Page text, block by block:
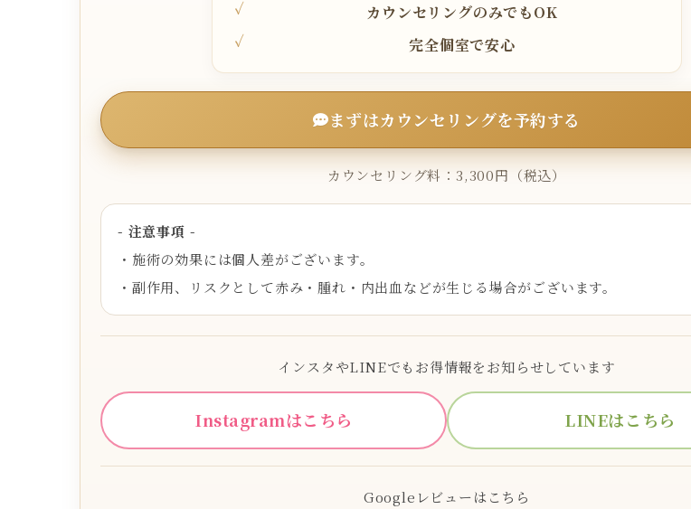
カウンセリングのみでもOK
完全個室で安心
まずはカウンセリングを予約する
カウンセリング料：3,300円（税込）
- 注意事項 -
・施術の効果には個人差がございます。
・副作用、リスクとして赤み・腫れ・内出血などが生じる場合がございます。
インスタやLINEでもお得情報をお知らせしています
Instagramはこちら LINEはこちら
Googleレビューはこちら